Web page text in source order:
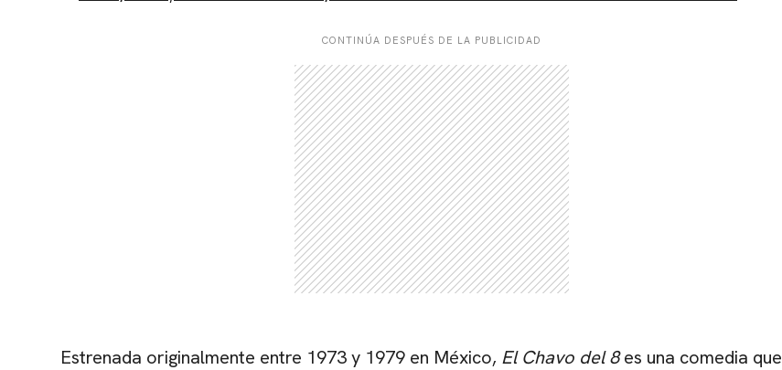
CONTINÚA DESPUÉS DE LA PUBLICIDAD
Estrenada originalmente entre 1973 y 1979 en México, El Chavo del 8es una comedia que